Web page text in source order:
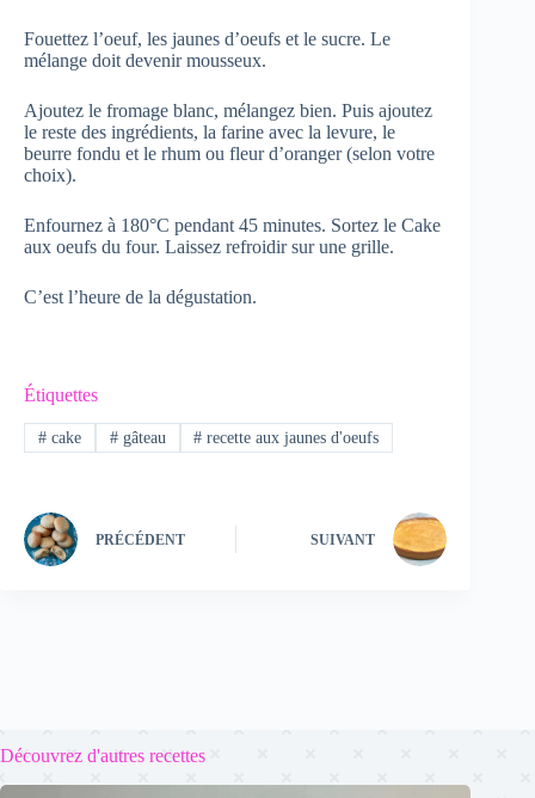
Fouettez l’oeuf, les jaunes d’oeufs et le sucre. Le
mélange doit devenir mousseux.
Ajoutez le fromage blanc, mélangez bien. Puis ajoutez
le reste des ingrédients, la farine avec la levure, le
beurre fondu et le rhum ou fleur d’oranger (selon votre
choix).
Enfournez à 180°C pendant 45 minutes. Sortez le Cake
aux oeufs du four. Laissez refroidir sur une grille.
C’est l’heure de la dégustation.
Étiquettes
#cake #gâteau # recette aux jaunes d'oeufs
PRÉCÉDENT SUIVANT
Découvrez d'autres recettes